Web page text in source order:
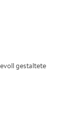
gestaltete